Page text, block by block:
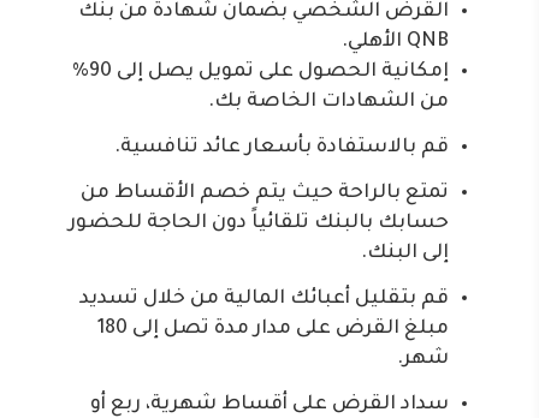
القرض الشخصي بضمان شهادة من بنك
QNB الأهلي.
إمكانية الحصول على تمويل يصل إلى 90%
من الشهادات الخاصة بك.
قم بالاستفادة بأسعار عائد تنافسية.
تمتع بالراحة حيث يتم خصم الأقساط من
حسابك بالبنك تلقائياً دون الحاجة للحضور
إلى البنك.
قم بتقليل أعبائك المالية من خلال تسديد
مبلغ القرض على مدار مدة تصل إلى 180
شهر.
سداد القرض على أقساط شهرية، ربع أو